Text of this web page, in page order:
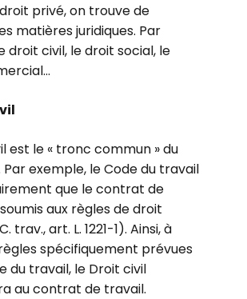
privé, on trouve de
matières juridiques. Par
droit civil, le droit social, le
est le « tronc commun » du
exemple, le Code du travail
que le contrat de
aux règles de droit
trav., art. L. 1221-1). Ainsi, à
spécifiquement prévues
du travail, le Droit civil
au contrat de travail.